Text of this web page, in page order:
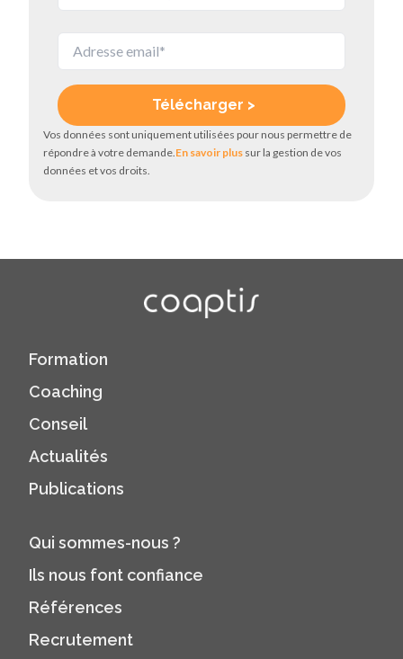
Vos données sont uniquement utilisées pour nous permettre de
répondre à votre demande.En savoir plus sur la gestion de vos
données et vos droits.
Formation
Coaching
Conseil
Actualités
Publications
Qui sommes-nous ?
Ils nous font confiance
Références
Recrutement